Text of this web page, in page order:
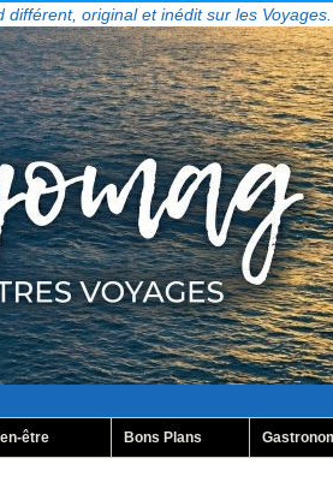
original et inédit sur les Voyages.
être Bons Plans